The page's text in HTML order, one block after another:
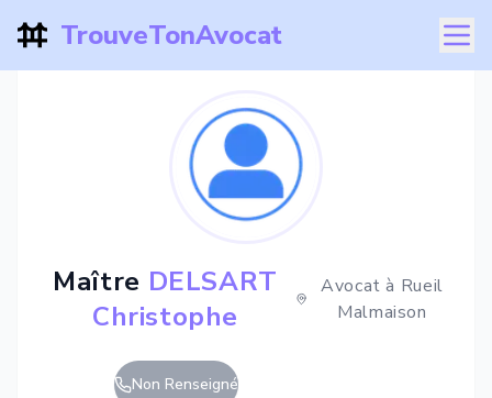
TrouveTonAvocat
Maître DELSART
Christophe
Avocat à Rueil
Malmaison
Non Renseigné